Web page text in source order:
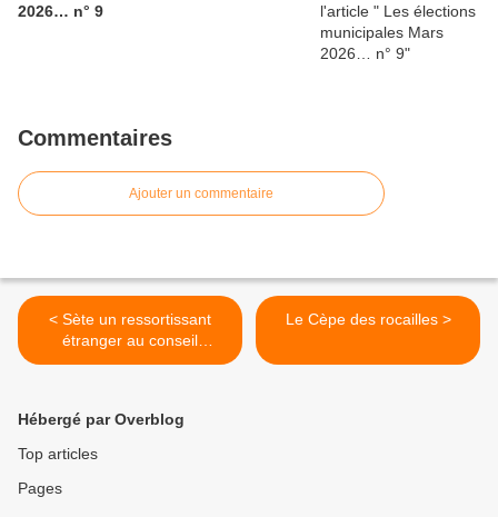
2026… n° 9
Commentaires
Ajouter un commentaire
< Sète un ressortissant
étranger au conseil
municipal ?
Le Cèpe des rocailles >
Hébergé par Overblog
Top articles
Pages